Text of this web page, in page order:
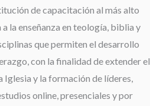
de capacitación al más alto
la enseñanza en teología, biblia y
que permiten el desarrollo
con la finalidad de extender el
Iglesia y la formación de líderes,
online, presenciales y por